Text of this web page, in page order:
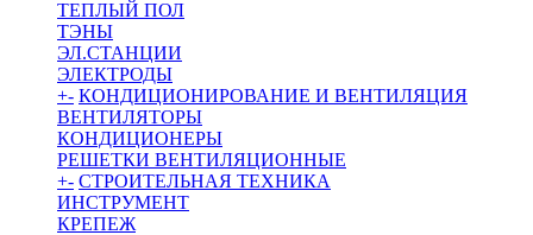
ТЕПЛЫЙ ПОЛ
ТЭНЫ
ЭЛ.СТАНЦИИ
ЭЛЕКТРОДЫ
+- КОНДИЦИОНИРОВАНИЕ И ВЕНТИЛЯЦИЯ
ВЕНТИЛЯТОРЫ
КОНДИЦИОНЕРЫ
РЕШЕТКИ ВЕНТИЛЯЦИОННЫЕ
+- СТРОИТЕЛЬНАЯ ТЕХНИКА
ИНСТРУМЕНТ
КРЕПЕЖ